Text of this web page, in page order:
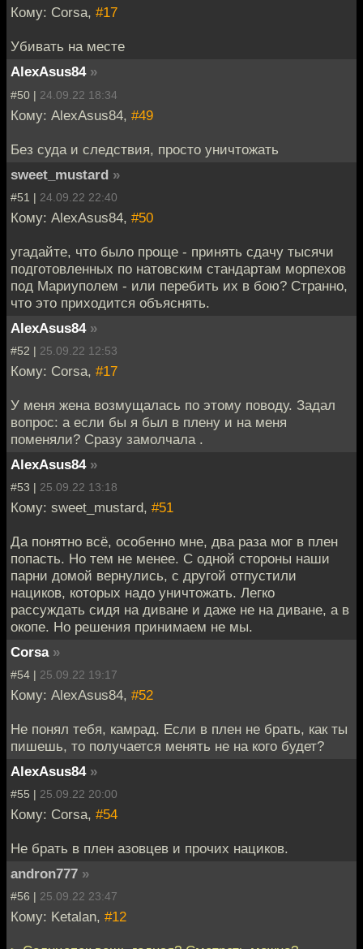
Кому: Corsa, #17
Убивать на месте
AlexAsus84 »
#50 | 24.09.22 18:34
Кому: AlexAsus84, #49
Без суда и следствия, просто уничтожать
sweet_mustard »
#51 | 24.09.22 22:40
Кому: AlexAsus84, #50
угадайте, что было проще - принять сдачу тысячи
подготовленных по натовским стандартам морпехов
под Мариуполем - или перебить их в бою? Странно,
что это приходится объяснять.
AlexAsus84 »
#52 | 25.09.22 12:53
Кому: Corsa, #17
У меня жена возмущалась по этому поводу. Задал
вопрос: а если бы я был в плену и на меня
поменяли? Сразу замолчала .
AlexAsus84 »
#53 | 25.09.22 13:18
Кому: sweet_mustard, #51
Да понятно всё, особенно мне, два раза мог в плен
попасть. Но тем не менее. С одной стороны наши
парни домой вернулись, с другой отпустили
нациков, которых надо уничтожать. Легко
рассуждать сидя на диване и даже не на диване, а в
окопе. Но решения принимаем не мы.
Corsa »
#54 | 25.09.22 19:17
Кому: AlexAsus84, #52
Не понял тебя, камрад. Если в плен не брать, как ты
пишешь, то получается менять не на кого будет?
AlexAsus84 »
#55 | 25.09.22 20:00
Кому: Corsa, #54
Не брать в плен азовцев и прочих нациков.
andron777 »
#56 | 25.09.22 23:47
Кому: Ketalan, #12